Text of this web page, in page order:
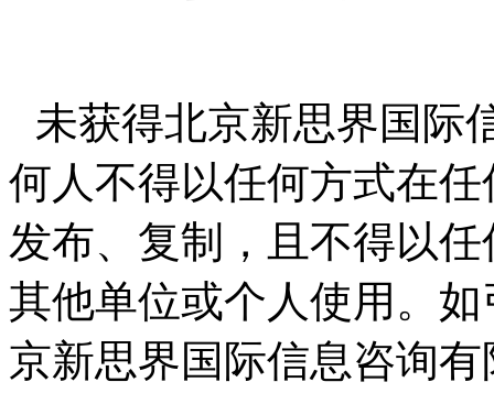
未获得北京新思界国际
何人不得以任何方式在
发布、复制，且不得以
其他单位或个人使用。
京新思界国际信息咨询